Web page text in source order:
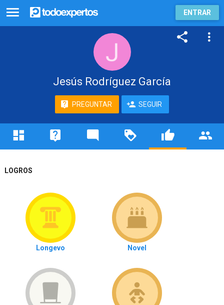
ENTRAR
Jesús Rodríguez García
PREGUNTAR SEGUIR
LOGROS
Longevo Novel